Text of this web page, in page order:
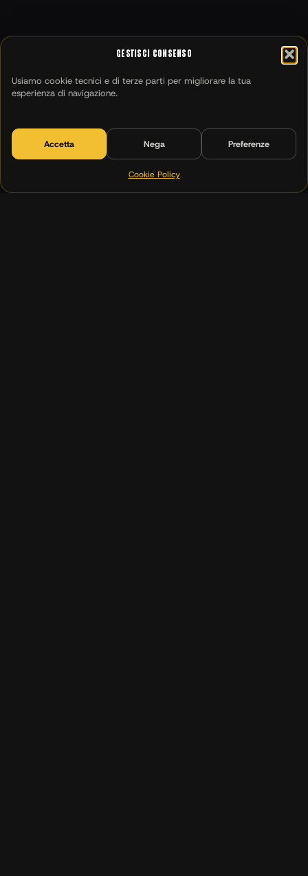
Gestisci Consenso
Usiamo cookie tecnici e di terze parti per migliorare la tua
esperienza di navigazione.
Accetta Nega Preferenze
Cookie Policy